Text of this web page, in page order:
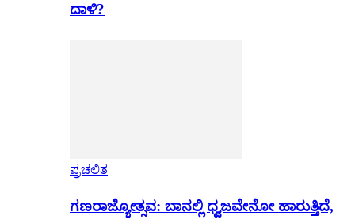
ದಾಳಿ?
ಪ್ರಚಲಿತ
ಗಣರಾಜ್ಯೋತ್ಸವ: ಬಾನಲ್ಲಿ ಧ್ವಜವೇನೋ ಹಾರುತ್ತಿದೆ,